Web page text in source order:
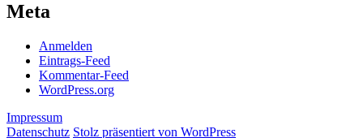
Meta
Anmelden
Eintrags-Feed
Kommentar-Feed
WordPress.org
Impressum
Datenschutz Stolz präsentiert von WordPress